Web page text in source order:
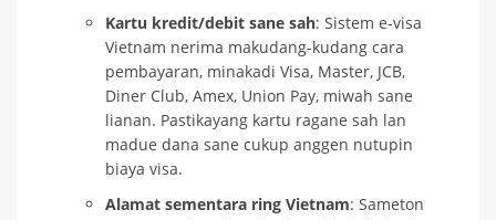
Kartu kredit/debit sane sah: Sistem e-visa
Vietnam nerima makudang-kudang cara
pembayaran, minakadi Visa, Master, JCB,
Diner Club, Amex, Union Pay, miwah sane
lianan. Pastikayang kartu ragane sah lan
madue dana sane cukup anggen nutupin
biaya visa.
Alamat sementara ring Vietnam: Sameton